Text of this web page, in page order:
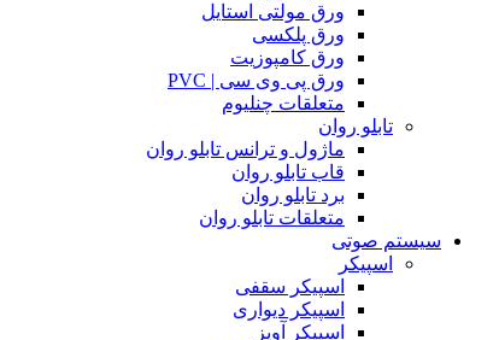
ورق مولتی استایل
ورق پلکسی
ورق کامپوزیت
ورق پی وی سی | PVC
متعلقات چنلیوم
تابلو روان
ماژول و ترانس تابلو روان
قاب تابلو روان
برد تابلو روان
متعلقات تابلو روان
سیستم صوتی
اسپیکر
اسپیکر سقفی
اسپیکر دیواری
اسپیکر آویز